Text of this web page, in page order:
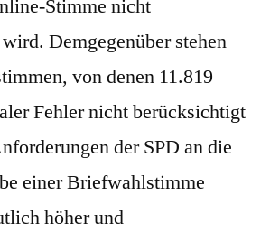
Stimme nicht
Demgegenüber stehen
von denen 11.819
Fehler nicht berücksichtigt
der SPD an die
einer Briefwahlstimme
höher und